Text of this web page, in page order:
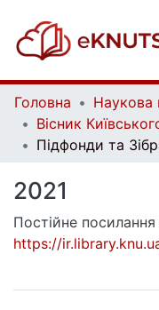
Головна
Підфонди та
2021
Постійне
https://